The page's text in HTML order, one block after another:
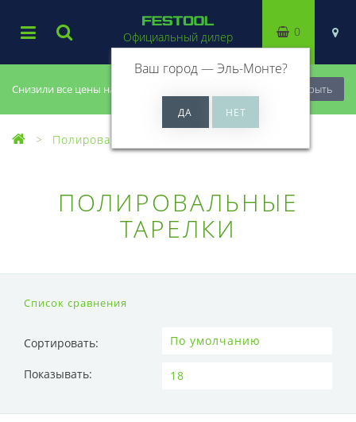
Снизили все цены на 20%, успей купить! Закрыть
Официальный дилер
Ваш город —Эль-Монте?
0
Полирование
ПОЛИРОВАЛЬНЫЕ
ТАРЕЛКИ
Список сравнения
Сортировать:
Показывать: